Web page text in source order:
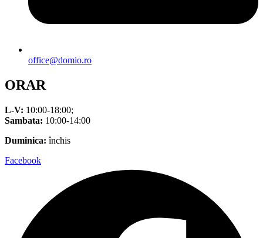
office@domio.ro
ORAR
L-V: 10:00-18:00;
Sambata: 10:00-14:00
Duminica: închis
Facebook